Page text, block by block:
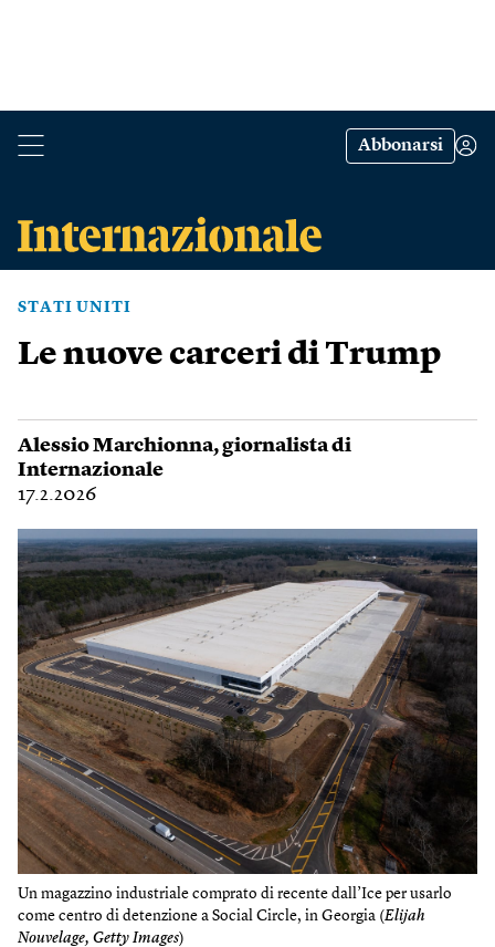
Abbonarsi
STATI UNITI
Le nuove carceri di Trump
Alessio Marchionna, giornalista di
Internazionale
17.2.2026
Un magazzino industriale comprato di recente dall’Ice per usarlo
come centro di detenzione a Social Circle, in Georgia (Elijah
Nouvelage, Getty Images)